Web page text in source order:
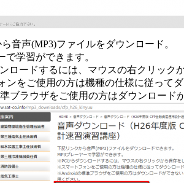
音声(MP3)ファイルをダウンロード。
で学習ができます。
ロードするには、マウスの右クリック
ンをご使用の方は機種の仕様に従ってダ
ブラウザをご使用の方はダウンロード